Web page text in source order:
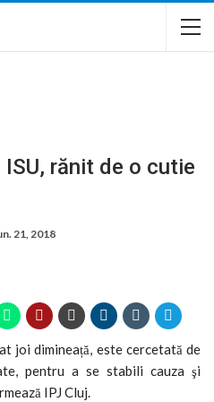
rănit de o cutie
21, 2018
joi dimineață, este cercetată de
pentru a se stabili cauza şi
IPJ Cluj.